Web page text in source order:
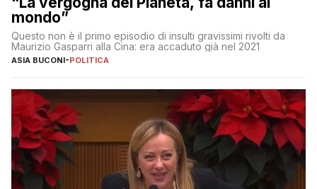
mondo”
Questo non è il primo episodio di insulti gravissimi rivolti da
Maurizio Gasparri alla Cina: era accaduto già nel 2021
ASIA BUCONI-POLITICA